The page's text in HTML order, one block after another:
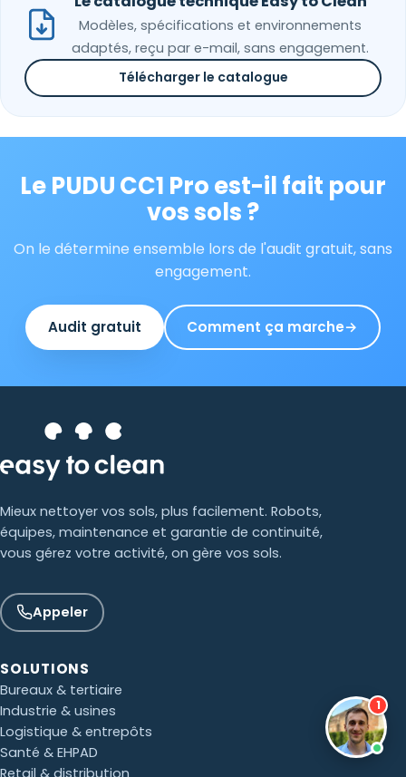
Modèles, spécifications et environnements
adaptés, reçu par e-mail, sans engagement.
Télécharger le catalogue
Le PUDU CC1 Pro est-il fait pour
vos sols ?
On le détermine ensemble lors de l'audit gratuit, sans
engagement.
Audit gratuit Comment ça marche→
Mieux nettoyer vos sols, plus facilement. Robots,
équipes, maintenance et garantie de continuité,
vous gérez votre activité, on gère vos sols.
Appeler
SOLUTIONS
Bureaux & tertiaire
Industrie & usines
Logistique & entrepôts
Santé & EHPAD
1
Paul · Easy to Clean
Clone du co-fondateur · En ligne 📅 ↺ ✕